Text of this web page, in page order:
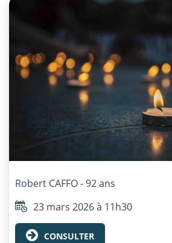
Robert CAFFO- 92 ans
23 mars 2026 à 11h30
CONSULTER